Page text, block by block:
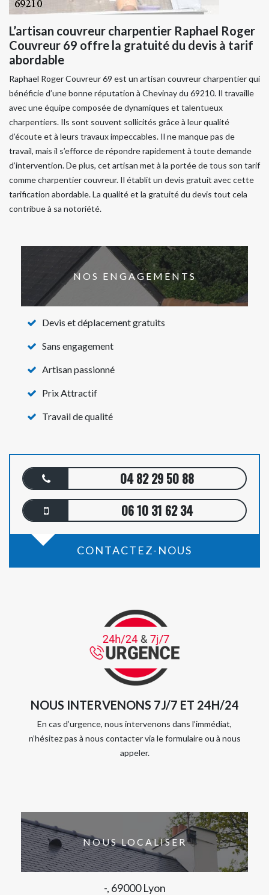
L’artisan couvreur charpentier Raphael Roger
Couvreur 69 offre la gratuité du devis à tarif
abordable
Raphael Roger Couvreur 69 est un artisan couvreur charpentier qui
bénéficie d’une bonne réputation à Chevinay du 69210. Il travaille
avec une équipe composée de dynamiques et talentueux
charpentiers. Ils sont souvent sollicités grâce à leur qualité
d’écoute et à leurs travaux impeccables. Il ne manque pas de
travail, mais il s’efforce de répondre rapidement à toute demande
d’intervention. De plus, cet artisan met à la portée de tous son tarif
comme charpentier couvreur. Il établit un devis gratuit avec cette
tarification abordable. La qualité et la gratuité du devis tout cela
contribue à sa notoriété.
NOS ENGAGEMENTS
Devis et déplacement gratuits
Sans engagement
Artisan passionné
Prix Attractif
Travail de qualité
04 82 29 50 88
06 10 31 62 34
CONTACTEZ-NOUS
NOUS INTERVENONS 7J/7 ET 24H/24
En cas d’urgence, nous intervenons dans l’immédiat,
n’hésitez pas à nous contacter via le formulaire ou à nous
appeler.
NOUS LOCALISER
-, 69000 Lyon